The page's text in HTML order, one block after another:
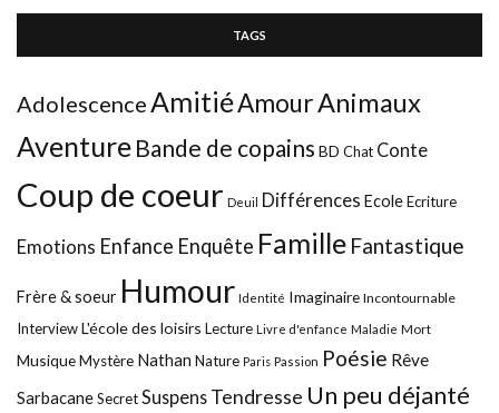
TAGS
Adolescence AmitiéAmourAnimaux
Aventure Bande de copains BD Chat Conte
Coup de coeur Deuil Différences EcoleEcriture
Emotions Enfance Enquête Famille Fantastique
Frère & soeur Humour Identité Imaginaire Incontournable
InterviewL'école des loisirs Lecture Livre d'enfance Maladie Mort
MusiqueMystère Nathan Nature Paris Passion Poésie Rêve
SarbacaneSecret Suspens Tendresse Un peu déjanté